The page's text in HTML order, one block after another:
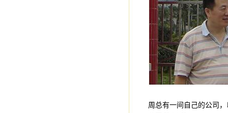
周总有一间自己的公司